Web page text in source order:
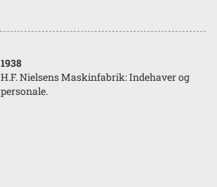
1938
H.F. Nielsens Maskinfabrik: Indehaver og
personale.